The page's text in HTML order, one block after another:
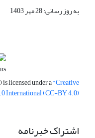
به روز رسانی: 28 مهر 1403
licensed under a"Creative
International (CC-BY 4.0)"
اشتراک خبرنامه